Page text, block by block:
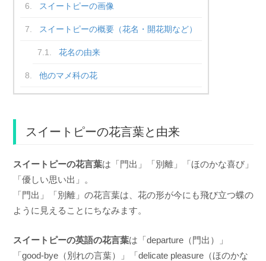
スイートピーの画像
スイートピーの概要（花名・開花期など）
花名の由来
他のマメ科の花
スイートピーの花言葉と由来
スイートピーの花言葉は「門出」「別離」「ほのかな喜び」
「優しい思い出」。
「門出」「別離」の花言葉は、花の形が今にも飛び立つ蝶の
ように見えることにちなみます。
スイートピーの英語の花言葉は「departure（門出）」
「good-bye（別れの言葉）」「delicate pleasure（ほのかな